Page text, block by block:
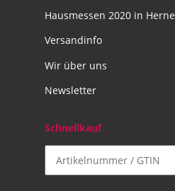
Hausmessen 2020 in Herne
Versandinfo
Wir über uns
Newsletter
Schnellkauf